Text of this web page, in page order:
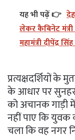
यह भी पढ़ें 👉
लेकर कैबिनेट
महामंत्री दीपेंद्र
प्रत्यक्षदर्शियों
के आधार पर
को अचानक गाड़ी
नहीं पाए कि युवक
चला कि वह नगर